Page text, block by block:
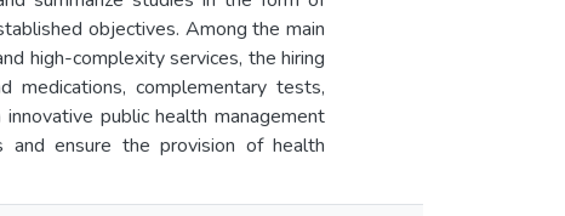
objectives. Among the main
high-complexity services, the hiring
medications, complementary tests,
public health management
and ensure the provision of health